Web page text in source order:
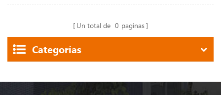
Un total de 0 paginas
Categorías